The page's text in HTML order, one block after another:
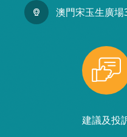
澳門宋玉生廣
建議及投